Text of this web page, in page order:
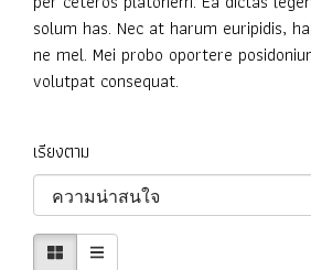
solum has. Nec at harum euripidis,
ne mel. Mei probo oportere
volutpat consequat.
เรียงตาม